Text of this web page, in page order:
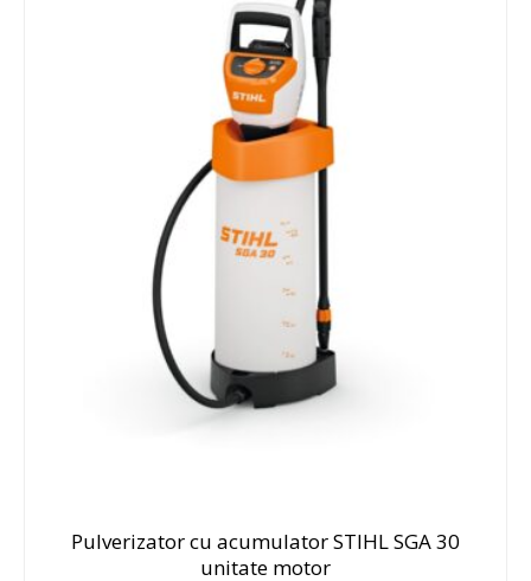
Pulverizator cu acumulator STIHL SGA 30
unitate motor